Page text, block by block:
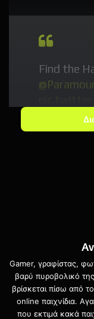
Find the
— Halo on
Στη σειρά Halo
Schreiber
McElhone (The
ενώ η ηθοποιός
χαρίσει ακόμη
Η σειρά
Gamer, γραφίστας,
βαρύ πυροβολικό
βρίσκεται πίσω από
online παιχνίδια.
που εκτιμά κακά